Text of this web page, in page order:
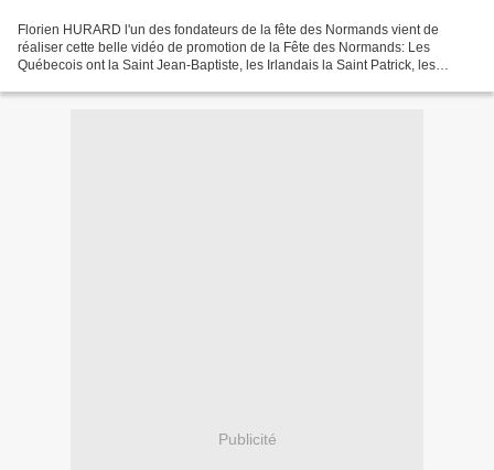
Florien HURARD l'un des fondateurs de la fête des Normands vient de
réaliser cette belle vidéo de promotion de la Fête des Normands: Les
Québecois ont la Saint Jean-Baptiste, les Irlandais la Saint Patrick, les
Publicité